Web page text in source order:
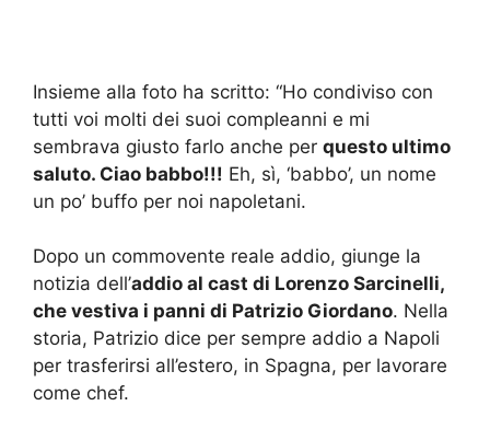
Insieme alla foto ha scritto: “Ho condiviso con
tutti voi molti dei suoi compleanni e mi
sembrava giusto farlo anche per questo ultimo
saluto. Ciao babbo!!! Eh, sì, ‘babbo’, un nome
un po’ buffo per noi napoletani.
Dopo un commovente reale addio, giunge la
notizia dell’addio al cast di Lorenzo Sarcinelli,
che vestiva i panni di Patrizio Giordano. Nella
storia, Patrizio dice per sempre addio a Napoli
per trasferirsi all’estero, in Spagna, per lavorare
come chef.